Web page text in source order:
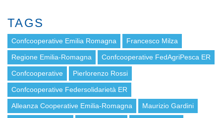
TAGS
Confcooperative Emilia Romagna Francesco Milza
Regione Emilia-Romagna Confcooperative FedAgriPesca ER
Confcooperative Pierlorenzo Rossi
Confcooperative Federsolidarietà ER
Alleanza Cooperative Emilia-Romagna Maurizio Gardini